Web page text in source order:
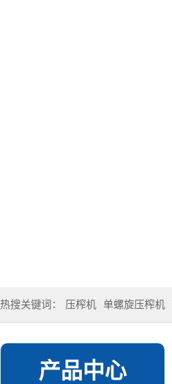
热搜关键词： 压榨机 单螺旋压榨机
产品中心